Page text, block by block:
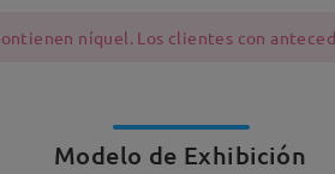
níquel. Los clientes con
Modelo de Exhibición